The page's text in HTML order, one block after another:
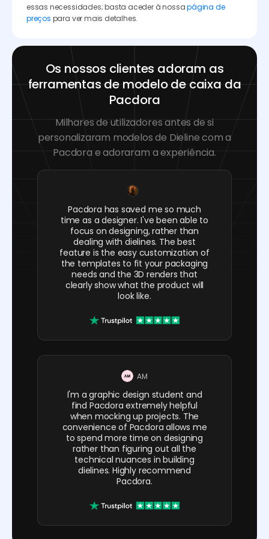
essas necessidades; basta aceder à nossapágina de
preços para ver mais detalhes.
Os nossos clientes adoram as
ferramentas de modelo de caixa da
Pacdora
Milhares de utilizadores antes de si
personalizaram modelos de Dieline com a
Pacdora e adoraram a experiência.
Pacdora has saved me so much
time as a designer. I've been able to
focus on designing, rather than
dealing with dielines. The best
feature is the easy customization of
the templates to fit your packaging
needs and the 3D renders that
clearly show what the product will
look like.
AM
I'm a graphic design student and
find Pacdora extremely helpful
when mocking up projects. The
convenience of Pacdora allows me
to spend more time on designing
rather than figuring out all the
technical nuances in building
dielines. Highly recommend
Pacdora.